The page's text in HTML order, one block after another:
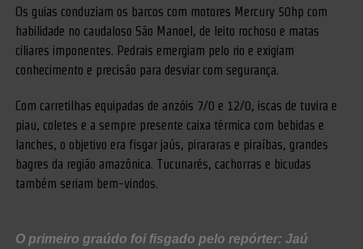
Os guias conduziam os barcos com motores Mercury 50hp com
habilidade no caudaloso São Manoel, de leito rochoso e matas
ciliares imponentes. Pedrais emergiam pelo rio e exigiam
conhecimento e precisão para desviar com segurança.
Com carretilhas equipadas de anzóis 7/0 e 12/0, iscas de tuvira e
piau, coletes e a sempre presente caixa térmica com bebidas e
lanches, o objetivo era fisgar jaús, pirararas e piraíbas, grandes
bagres da região amazônica. Tucunarés, cachorras e bicudas
também seriam bem-vindos.
O primeiro graúdo foi fisgado pelo repórter: Jaú